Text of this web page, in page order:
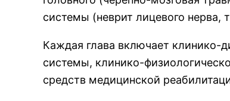
системы (неврит лицевого нерва,
Каждая глава включает клинико-
системы, клинико-
средств медицинской